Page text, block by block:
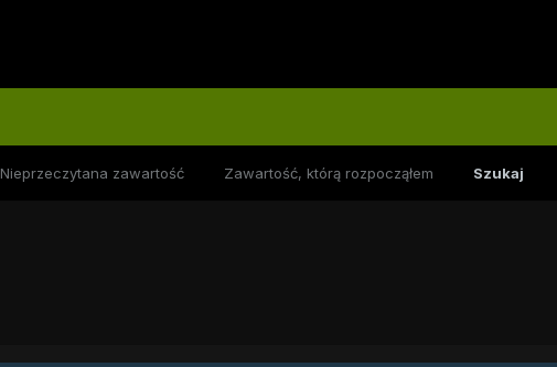
Nieprzeczytana zawartość Zawartość, którą rozpocząłem Szukaj